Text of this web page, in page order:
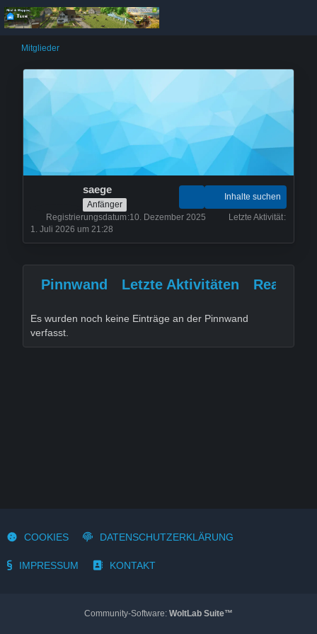
Mitglieder
saege
Anfänger
Inhalte suchen
Registrierungsdatum 10. Dezember 2025
Letzte Aktivität
1. Juli 2026 um 21:28
Pinnwand Letzte Aktivitäten
Es wurden noch keine Einträge an der Pinnwand
verfasst.
COOKIES DATENSCHUTZERKLÄRUNG
IMPRESSUM KONTAKT
Community-Software: WoltLab Suite™